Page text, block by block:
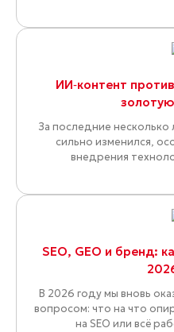
ИИ‑контент
За последние
сильно изменился,
внедрения
SEO, GEO и бренд:
В 2026 году мы вновь
вопросом: что на что
на SEO или всё